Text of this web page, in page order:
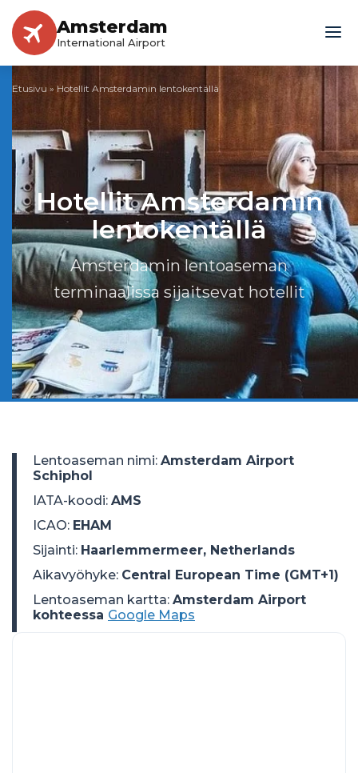
Amsterdam
International Airport
Etusivu » Hotellit Amsterdamin lentokentällä
Hotellit Amsterdamin
lentokentällä
Amsterdamin lentoaseman
terminaalissa sijaitsevat hotellit
Lentoaseman nimi: Amsterdam Airport
Schiphol
IATA-koodi: AMS
ICAO: EHAM
Sijainti: Haarlemmermeer, Netherlands
Aikavyöhyke: Central European Time (GMT+1)
Lentoaseman kartta: Amsterdam Airport
kohteessa Google Maps